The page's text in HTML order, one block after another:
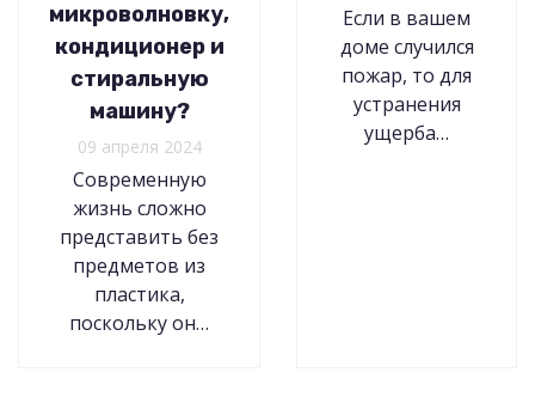
микроволновку,
кондиционер и
стиральную
машину?
09 апреля 2024
Современную
жизнь сложно
представить без
предметов из
пластика,
поскольку он…
Если в вашем
доме случился
пожар, то для
устранения
ущерба…